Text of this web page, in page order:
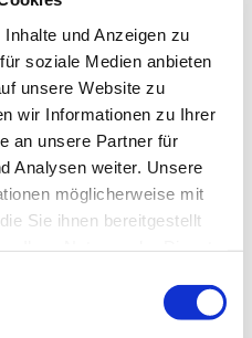
und Anzeigen zu
soziale Medien anbieten
unsere Website zu
wir Informationen zu Ihrer
an unsere Partner für
Analysen weiter. Unsere
möglicherweise mit
Sie ihnen bereitgestellt